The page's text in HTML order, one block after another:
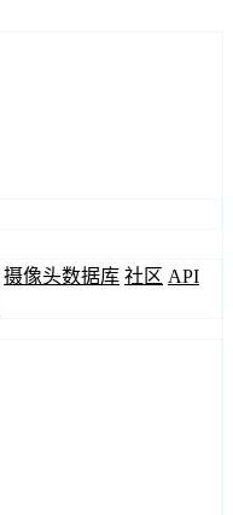
摄像头数据库 社区 API